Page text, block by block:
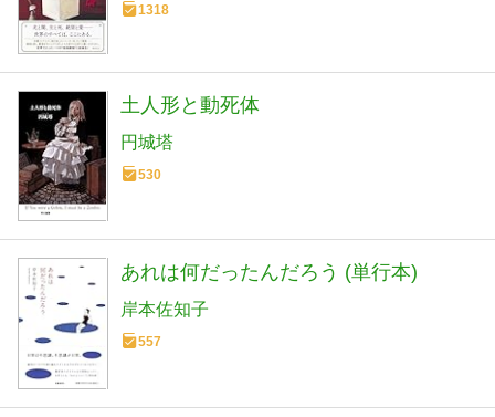
1318
土人形と動死体
円城塔
530
あれは何だったんだろう (単行本)
岸本佐知子
557